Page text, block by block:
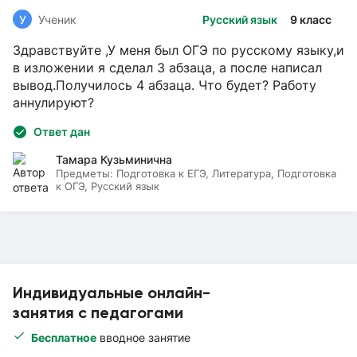
Индивидуальные онлайн-
занятия с педагогами
Бесплатное вводное занятие
Русский язык 9 класс
У Ученик
Здравствуйте ,У меня был ОГЭ по русскому языку,и
в изложении я сделал 3 абзаца, а после написал
вывод.Получилось 4 абзаца. Что будет? Работу
аннулируют?
Ответ дан
Тамара Кузьминична
Предметы: Подготовка к ЕГЭ, Литература, Подготовка
к ОГЭ, Русский язык